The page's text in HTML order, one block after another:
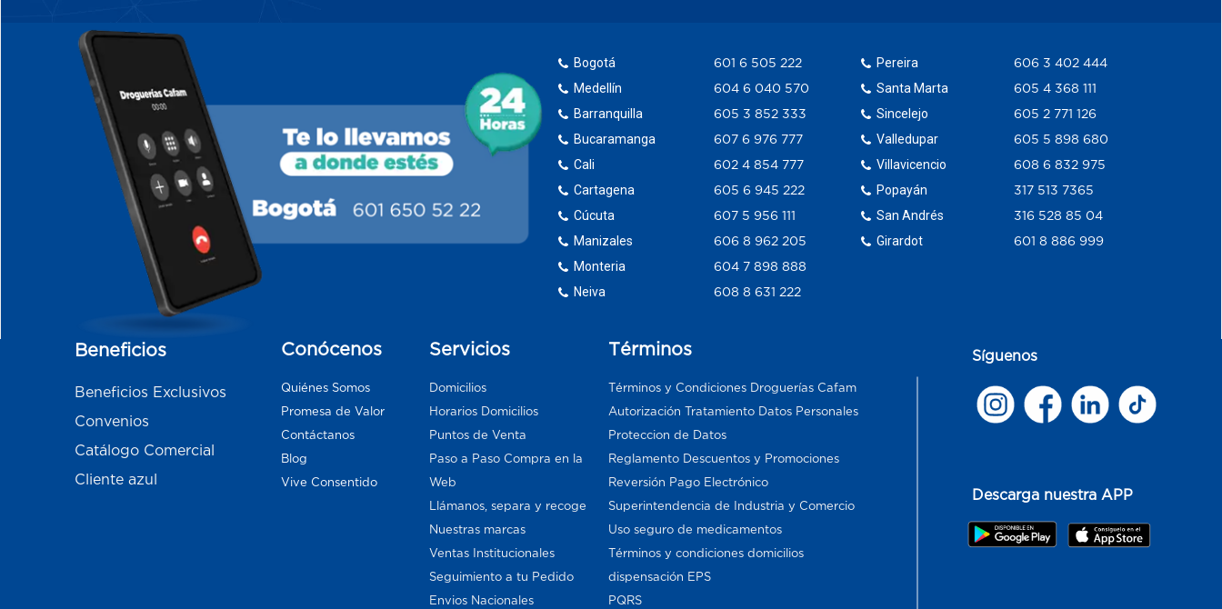
Bogotá
Medellín
Barranquilla
Bucaramanga
Cali
Cartagena
Cúcuta
Manizales
Monteria
Neiva
601 6 505 222
604 6 040 570
605 3 852 333
607 6 976 777
602 4 854 777
605 6 945 222
607 5 956 111
606 8 962 205
604 7 898 888
608 8 631 222
Pereira
Santa Marta
Sincelejo
Valledupar
Villavicencio
Popayán
San Andrés
Girardot
606 3 402 444
605 4 368 111
605 2 771 126
605 5 898 680
608 6 832 975
317 513 7365
316 528 85 04
601 8 886 999
Beneficios
Beneficios Exclusivos
Convenios
Catálogo Comercial
Cliente azul
Conócenos
Quiénes Somos
Promesa de Valor
Contáctanos
Blog
Vive Consentido
Servicios
Domicilios
Horarios Domicilios
Puntos de Venta
Paso a Paso Compra en la
Web
Llámanos, separa y recoge
Nuestras marcas
Ventas Institucionales
Seguimiento a tu Pedido
Envios Nacionales
Términos
Términos y Condiciones Droguerías Cafam
Autorización Tratamiento Datos Personales
Proteccion de Datos
Reglamento Descuentos y Promociones
Reversión Pago Electrónico
Superintendencia de Industria y Comercio
Uso seguro de medicamentos
Términos y condiciones domicilios
dispensación EPS
PQRS
Síguenos
Descarga nuestra APP